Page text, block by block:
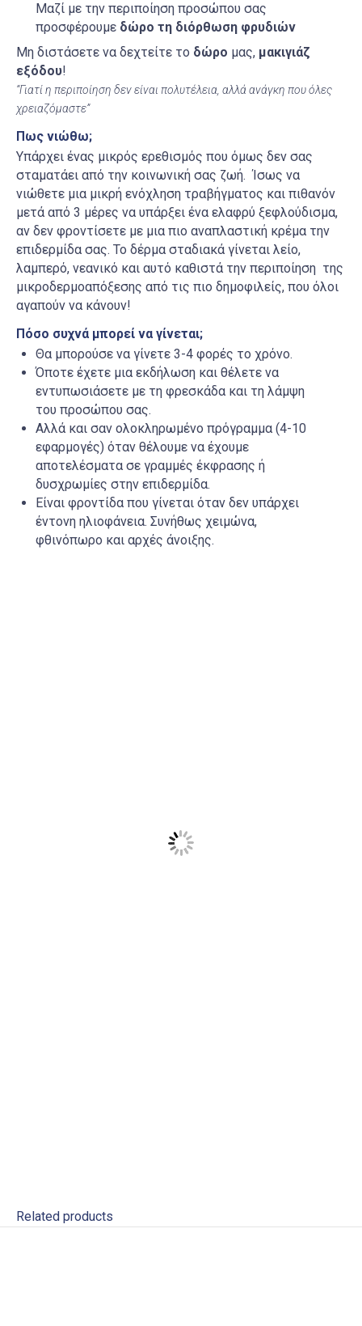
Μαζί με την περιποίηση προσώπου σας
προσφέρουμε δώρο τη διόρθωση φρυδιών
Μη διστάσετε να δεχτείτε το δώρο μας, μακιγιάζ
εξόδου!
“Γιατί η περιποίηση δεν είναι πολυτέλεια, αλλά ανάγκη που όλες
χρειαζόμαστε”
Πως νιώθω;
Υπάρχει ένας μικρός ερεθισμός που όμως δεν σας
σταματάει από την κοινωνική σας ζωή. Ίσως να
νιώθετε μια μικρή ενόχληση τραβήγματος και πιθανόν
μετά από 3 μέρες να υπάρξει ένα ελαφρύ ξεφλούδισμα,
αν δεν φροντίσετε με μια πιο αναπλαστική κρέμα την
επιδερμίδα σας. Το δέρμα σταδιακά γίνεται λείο,
λαμπερό, νεανικό και αυτό καθιστά την περιποίηση της
μικροδερμοαπόξεσης από τις πιο δημοφιλείς, που όλοι
αγαπούν να κάνουν!
Πόσο συχνά μπορεί να γίνεται;
Θα μπορούσε να γίνετε 3-4 φορές το χρόνο.
Όποτε έχετε μια εκδήλωση και θέλετε να
εντυπωσιάσετε με τη φρεσκάδα και τη λάμψη
του προσώπου σας.
Αλλά και σαν ολοκληρωμένο πρόγραμμα (4-10
εφαρμογές) όταν θέλουμε να έχουμε
αποτελέσματα σε γραμμές έκφρασης ή
δυσχρωμίες στην επιδερμίδα.
Είναι φροντίδα που γίνεται όταν δεν υπάρχει
έντονη ηλιοφάνεια. Συνήθως χειμώνα,
φθινόπωρο και αρχές άνοιξης.
Related products